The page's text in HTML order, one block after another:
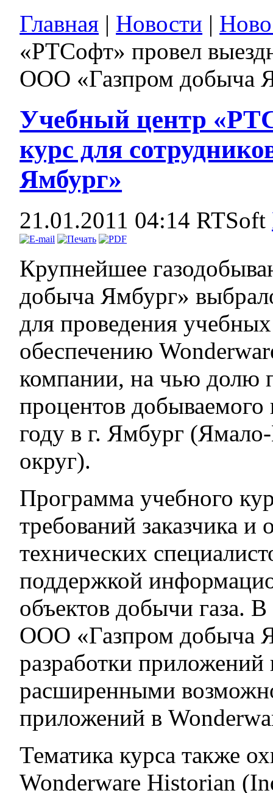
Главная | Новости |
«РТСофт» провел
ООО «Газпром добыча
Учебный центр
курс для
Ямбург»
21.01.2011 04:14 RTSoft
Крупнейшее
добыча Ямбург»
для проведения
обеспечению
компании, на чью долю
процентов
году в г. Ямбург
округ).
Программа учебного
требований заказчика и
технических
поддержкой
объектов добычи газа.
ООО «Газпром добыча
разработки приложений
расширенными
приложений в
Тематика курса также
Wonderware Historian